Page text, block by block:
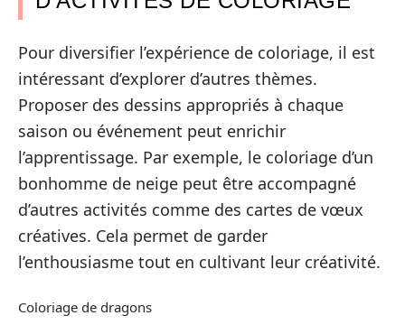
Pour diversifier l’expérience de coloriage, il est
intéressant d’explorer d’autres thèmes.
Proposer des dessins appropriés à chaque
saison ou événement peut enrichir
l’apprentissage. Par exemple, le coloriage d’un
bonhomme de neige peut être accompagné
d’autres activités comme des cartes de vœux
créatives. Cela permet de garder
l’enthousiasme tout en cultivant leur créativité.
Coloriage de dragons